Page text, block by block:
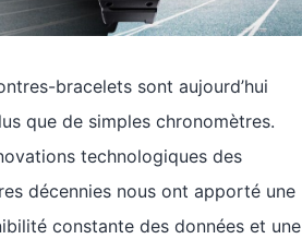
bracelets sont aujourd’hui
que de simples chronomètres.
technologiques des
décennies nous ont apporté une
constante des données et une